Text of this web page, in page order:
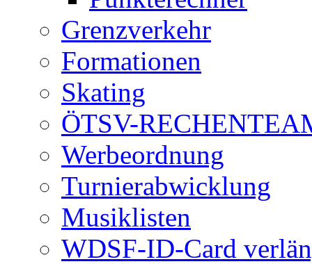
Grenzverkehr
Formationen
Skating
ÖTSV-
Werbeordnung
Turnierabwicklung
Musiklisten
WDSF-ID-Card